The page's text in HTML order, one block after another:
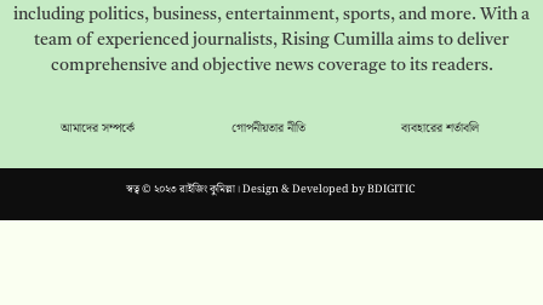
including politics, business, entertainment, sports, and more. With a
team of experienced journalists, Rising Cumilla aims to deliver
comprehensive and objective news coverage to its readers.
আমাদের সম্পর্কে গোপনীয়তার নীতি ব্যবহারের শর্তাবলি
স্বত্ব © ২০২৩ রাইজিং কুমিল্লা। Design & Developed byBDIGITIC